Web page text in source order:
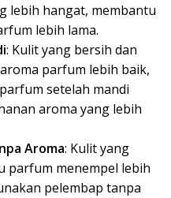
lebih hangat, membantu
lebih lama.
: Kulit yang bersih dan
parfum lebih baik,
setelah mandi
aroma yang lebih
Aroma: Kulit yang
parfum menempel lebih
pelembap tanpa